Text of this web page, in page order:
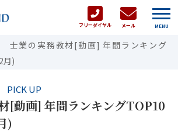
フリーダイヤル メール MENU
士業の実務教材[動画] 年間ランキング
月)
PICK UP
[動画] 年間ランキングTOP10
)